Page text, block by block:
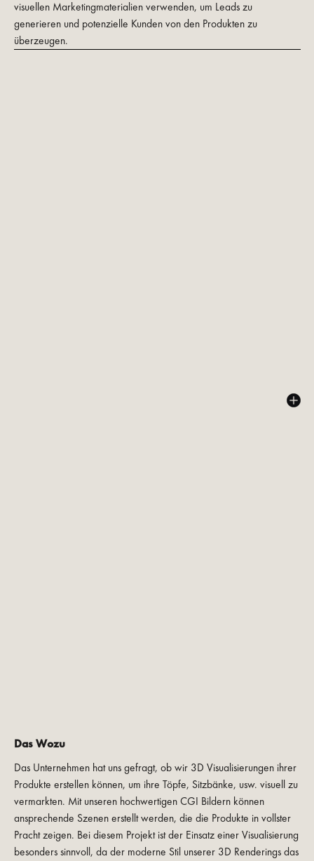
visuellen Marketingmaterialien verwenden, um Leads zu
generieren und potenzielle Kunden von den Produkten zu
überzeugen.
Das Wozu
Das Unternehmen hat uns gefragt, ob wir 3D Visualisierungen ihrer
Produkte erstellen können, um ihre Töpfe, Sitzbänke, usw. visuell zu
vermarkten. Mit unseren hochwertigen CGI Bildern können
ansprechende Szenen erstellt werden, die die Produkte in vollster
Pracht zeigen. Bei diesem Projekt ist der Einsatz einer Visualisierung
besonders sinnvoll, da der moderne Stil unserer 3D Renderings das